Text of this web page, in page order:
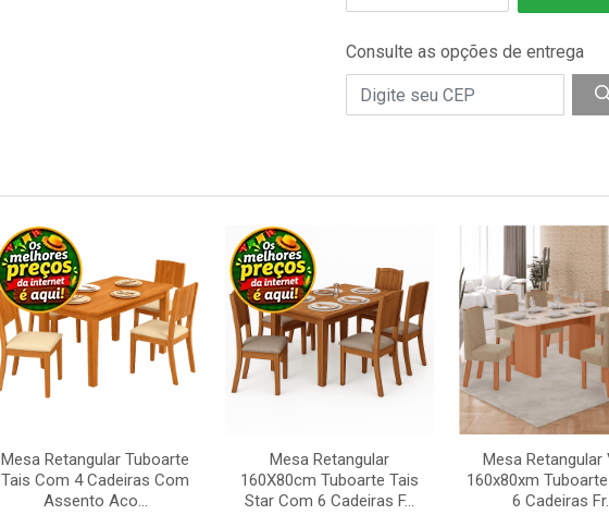
Consulte as opções de entrega
Mesa Retangular Tuboarte
Tais Com 4 Cadeiras Com
Assento Aco...
Mesa Retangular
160X80cm Tuboarte Tais
Star Com 6 Cadeiras F...
Mesa Retangular
160x80xm
6 Cadeiras